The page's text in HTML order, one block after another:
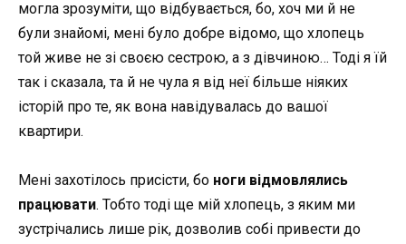
могла зрозуміти, що відбувається, бо, хоч ми й не
були знайомі, мені було добре відомо, що хлопець
той живе не зі своєю сестрою, а з дівчиною… Тоді я їй
так і сказала, та й не чула я від неї більше ніяких
історій про те, як вона навідувалась до вашої
квартири.
Мені захотілось присісти, бо ноги відмовлялись
працювати. Тобто тоді ще мій хлопець, з яким ми
зустрічались лише рік, дозволив собі привести до